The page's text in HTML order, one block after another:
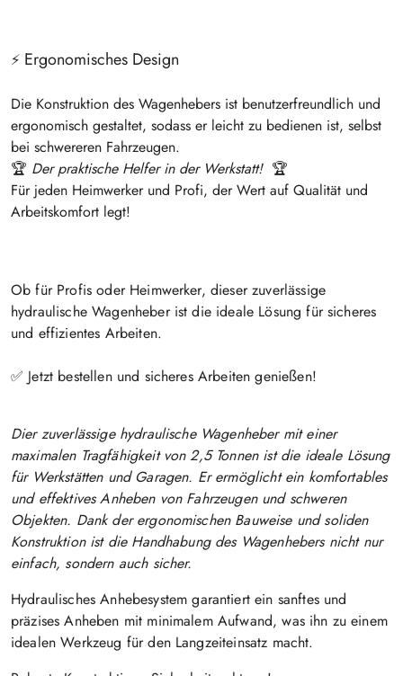
⚡ Ergonomisches Design
Die Konstruktion des Wagenhebers ist benutzerfreundlich und
ergonomisch gestaltet, sodass er leicht zu bedienen ist, selbst
bei schwereren Fahrzeugen.
🏆 Der praktische Helfer in der Werkstatt! 🏆
Für jeden Heimwerker und Profi, der Wert auf Qualität und
Arbeitskomfort legt!
Ob für Profis oder Heimwerker, dieser zuverlässige
hydraulische Wagenheber ist die ideale Lösung für sicheres
und effizientes Arbeiten.
✅ Jetzt bestellen und sicheres Arbeiten genießen!
Dier zuverlässige hydraulische Wagenheber mit einer
maximalen Tragfähigkeit von 2,5 Tonnen ist die ideale Lösung
für Werkstätten und Garagen. Er ermöglicht ein komfortables
und effektives Anheben von Fahrzeugen und schweren
Objekten. Dank der ergonomischen Bauweise und soliden
Konstruktion ist die Handhabung des Wagenhebers nicht nur
einfach, sondern auch sicher.
Hydraulisches Anhebesystemgarantiert ein sanftes und
präzises Anheben mit minimalem Aufwand, was ihn zu einem
idealen Werkzeug für den Langzeiteinsatz macht.